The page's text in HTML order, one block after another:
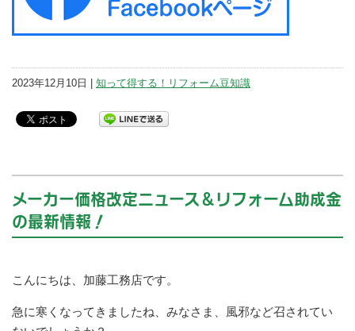
2023年12月10日 | 知って得する！リフォーム豆知識
メーカー価格改定ニュース＆リフォーム助成金
の最新情報！
こんにちは、加藤工務店です。
急に寒くなってきましたね、みなさま、風邪など召されてい